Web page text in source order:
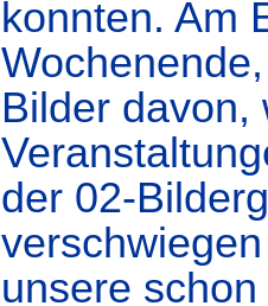
konnten. Am
Bilder davon,
der 02-
unsere